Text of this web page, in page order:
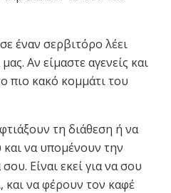
έναν σερβιτόρο λέει
Αν είμαστε αγενείς και
πιο κακό κομμάτι του
τη διάθεση ή να
να υπομένουν την
Είναι εκεί για να σου
και να φέρουν τον καφέ